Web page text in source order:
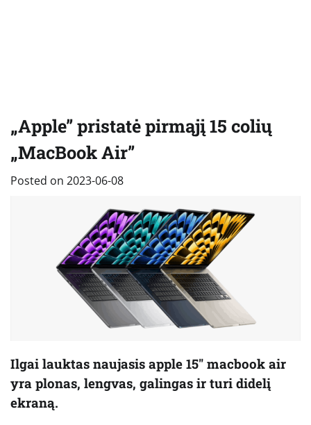
„Apple” pristatė pirmąjį 15 colių
„MacBook Air”
Posted on 2023-06-08
Ilgai lauktas naujasis apple 15″ macbook air
yra plonas, lengvas, galingas ir turi didelį
ekraną.